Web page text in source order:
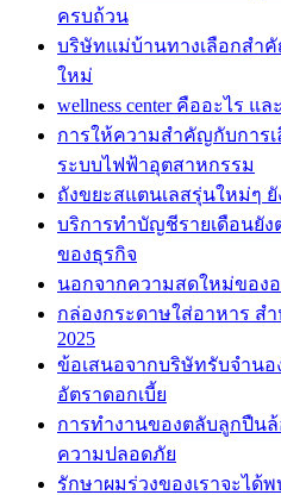
ครบถ้วน
บริษัทแม่บ้านทางเลือกสำ
ใหม่
wellness center คืออะไร แ
การให้ความสำคัญกับการ
ระบบไฟฟ้าอุตสาหกรรม
ถังขยะสแตนเลสรุ่นใหม่ๆ
บริการทำบัญชีรายเดือนยั
ของธุรกิจ
นอกจากความสดใหม่ของ
กล่องกระดาษใส่อาหาร ส
2025
ข้อเสนอจากบริษัทรับจำน
อัตราดอกเบี้ย
การทำงานของตลับลูกปืน
ความปลอดภัย
รักษาผมร่วงของเราจะได้